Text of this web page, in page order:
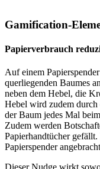
Gamification-
Papierverbrauch
Auf einem
querliegenden Baumes
neben dem Hebel, die
Hebel wird zudem
der Baum jedes Mal
Zudem werden
Papierhandtücher
Papierspender
Dieser Nudge wirkt